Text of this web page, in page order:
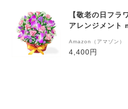
【敬老の日フラ
アレンジメント
Amazon（アマゾン）
4,400円